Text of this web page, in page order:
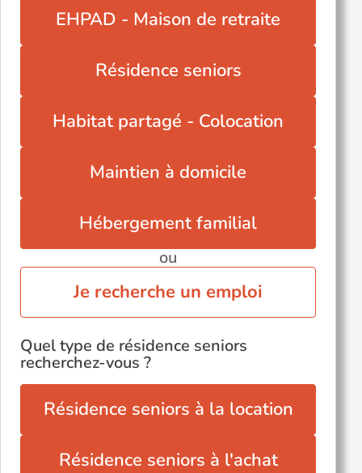
EHPAD - Maison de retraite
Résidence seniors
Habitat partagé - Colocation
Maintien à domicile
Hébergement familial
ou
Je recherche un emploi
Quel type de résidence seniors
recherchez-vous ?
Résidence seniors à la location
Résidence seniors à l'achat